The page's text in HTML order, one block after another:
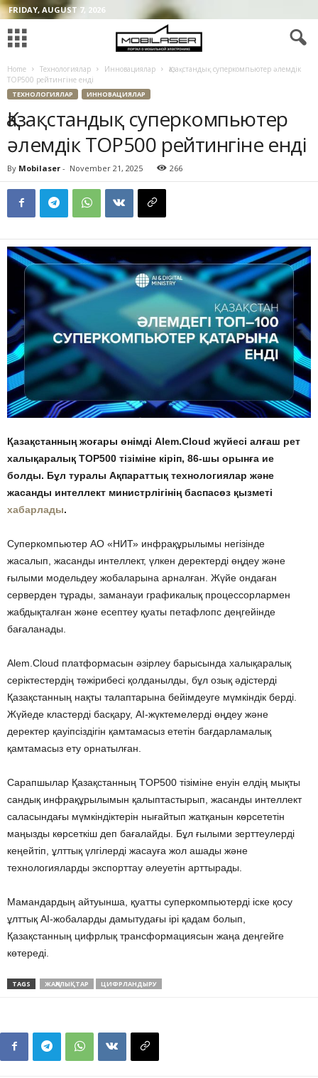
FRIDAY, AUGUST 7, 2026
Home Технологиялар Инновациялар
Қазақстандық суперкомпьютер әлемдік
TOP500 рейтингіне енді
ТЕХНОЛОГИЯЛАР ИННОВАЦИЯЛАР
Қазақстандық суперкомпьютер
әлемдік TOP500 рейтингіне енді
By Mobilaser - November 21, 2025 266
Қазақстанның жоғары өнімді Alem.Cloud жүйесі алғаш рет
халықаралық TOP500 тізіміне кіріп, 86-шы орынға ие
болды. Бұл туралы Ақпараттық технологиялар және
жасанды интеллект министрлігінің баспасөз қызметі
хабарлады.
Суперкомпьютер АО «НИТ» инфрақұрылымы негізінде
жасалып, жасанды интеллект, үлкен деректерді өңдеу және
ғылыми модельдеу жобаларына арналған. Жүйе ондаған
серверден тұрады, заманауи графикалық процессорлармен
жабдықталған және есептеу қуаты петафлопс деңгейінде
бағаланады.
Alem.Cloud платформасын әзірлеу барысында халықаралық
серіктестердің тәжірибесі қолданылды, бұл озық әдістерді
Қазақстанның нақты талаптарына бейімдеуге мүмкіндік берді.
Жүйеде кластерді басқару, AI-жүктемелерді өңдеу және
деректер қауіпсіздігін қамтамасыз ететін бағдарламалық
қамтамасыз ету орнатылған.
Сарапшылар Қазақстанның TOP500 тізіміне енуін елдің мықты
сандық инфрақұрылымын қалыптастырып, жасанды интеллект
саласындағы мүмкіндіктерін нығайтып жатқанын көрсететін
маңызды көрсеткіш деп бағалайды. Бұл ғылыми зерттеулерді
кеңейтіп, ұлттық үлгілерді жасауға жол ашады және
технологияларды экспорттау әлеуетін арттырады.
Мамандардың айтуынша, қуатты суперкомпьютерді іске қосу
ұлттық AI-жобаларды дамытудағы ірі қадам болып,
Қазақстанның цифрлық трансформациясын жаңа деңгейге
көтереді.
TAGS ЖАҢАЛЫҚТАР ЦИФРЛАНДЫРУ